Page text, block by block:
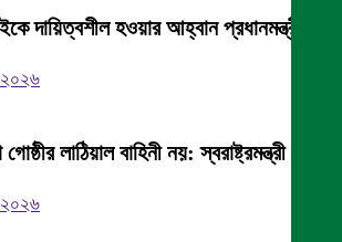
দায়িত্বশীল হওয়ার আহ্বান প্রধানমন্ত্রীর
লাঠিয়াল বাহিনী নয়: স্বরাষ্ট্রমন্ত্রী